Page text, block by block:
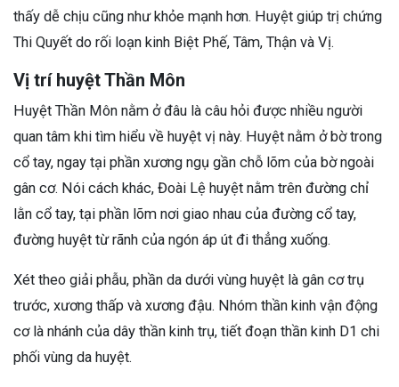
thấy dễ chịu cũng như khỏe mạnh hơn. Huyệt giúp trị chứng
Thi Quyết do rối loạn kinh Biệt Phế, Tâm, Thận và Vị.
Vị trí huyệt Thần Môn
Huyệt Thần Môn nằm ở đâu là câu hỏi được nhiều người
quan tâm khi tìm hiểu về huyệt vị này. Huyệt nằm ở bờ trong
cổ tay, ngay tại phần xương ngụ gần chỗ lõm của bờ ngoài
gân cơ. Nói cách khác, Đoài Lệ huyệt nằm trên đường chỉ
lằn cổ tay, tại phần lõm nơi giao nhau của đường cổ tay,
đường huyệt từ rãnh của ngón áp út đi thẳng xuống.
Xét theo giải phẫu, phần da dưới vùng huyệt là gân cơ trụ
trước, xương thấp và xương đậu. Nhóm thần kinh vận động
cơ là nhánh của dây thần kinh trụ, tiết đoạn thần kinh D1 chi
phối vùng da huyệt.